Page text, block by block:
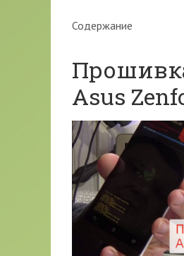
Содержание
Asus